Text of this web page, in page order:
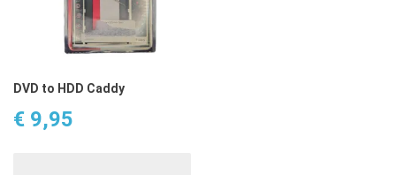
DVD to HDD Caddy
€ 9,95